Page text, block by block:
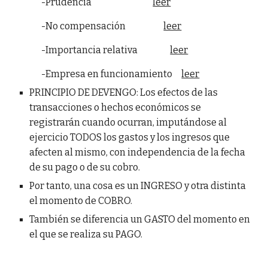
-No compensaciónleer
-Importancia relativa leer
-Empresa en funcionamientoleer
PRINCIPIO DE DEVENGO: Los efectos de las
transacciones o hechos económicos se
registrarán cuando ocurran, imputándose al
ejercicio TODOS los gastos y los ingresos que
afecten al mismo, con independencia de la fecha
de su pago o de su cobro.
Por tanto, una cosa es un INGRESO y otra distinta
el momento de COBRO.
También se diferencia un GASTO del momento en
el que se realiza su PAGO.